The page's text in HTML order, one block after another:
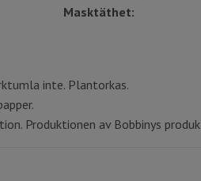
Masktäthet:
inte. Plantorkas.
Produktionen av Bobbinys